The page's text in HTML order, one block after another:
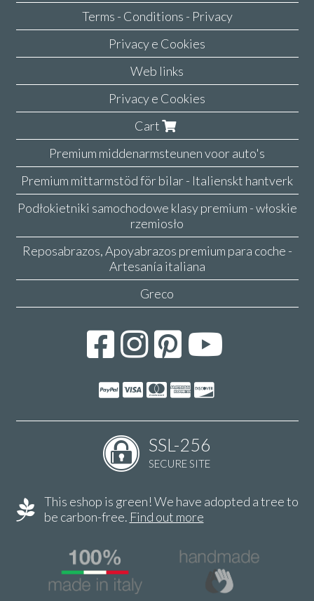
Terms - Conditions - Privacy
Privacy e Cookies
Web links
Privacy e Cookies
Cart
Premium middenarmsteunen voor auto's
Premium mittarmstöd för bilar - Italienskt hantverk
Podłokietniki samochodowe klasy premium - włoskie
rzemiosło
Reposabrazos, Apoyabrazos premium para coche -
Artesanía italiana
Greco
SSL-256
SECURE SITE
This eshop is green! We have adopted a tree to
be carbon-free. Find out more